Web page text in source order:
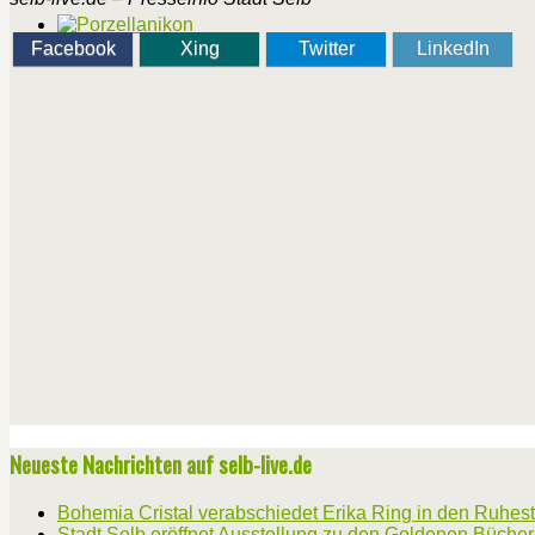
Facebook Xing Twitter LinkedIn
Neueste Nachrichten auf selb-live.de
Bohemia Cristal verabschiedet Erika Ring in den